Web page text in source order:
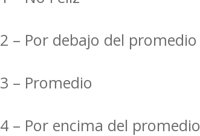
2 – Por debajo del promedio
3 – Promedio
4 – Por encima del promedio